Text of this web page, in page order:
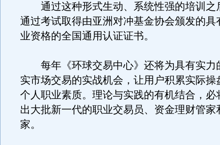
通过这种形式生动、系统性强的培训之
通过考试取得由亚洲对冲基金协会颁发的具
业资格的全国通用认证证书。
每年《环球交易中心》还将为具有实力
实市场交易的实战机会，让用户积累实际操
个人职业素质。理论与实践的有机结合，必
出大批新一代的职业交易员、资金理财管家
家。